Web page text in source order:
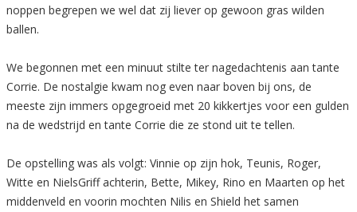
noppen begrepen we wel dat zij liever op gewoon gras wilden
ballen.
We begonnen met een minuut stilte ter nagedachtenis aan tante
Corrie. De nostalgie kwam nog even naar boven bij ons, de
meeste zijn immers opgegroeid met 20 kikkertjes voor een gulden
na de wedstrijd en tante Corrie die ze stond uit te tellen.
De opstelling was als volgt: Vinnie op zijn hok, Teunis, Roger,
Witte en NielsGriff achterin, Bette, Mikey, Rino en Maarten op het
middenveld en voorin mochten Nilis en Shield het samen